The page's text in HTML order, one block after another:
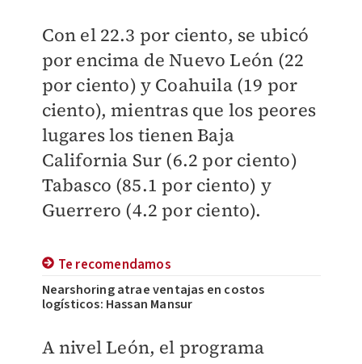
Con el 22.3 por ciento, se ubicó
por encima de Nuevo León (22
por ciento) y Coahuila (19 por
ciento), mientras que los peores
lugares los tienen Baja
California Sur (6.2 por ciento)
Tabasco (85.1 por ciento) y
Guerrero (4.2 por ciento).
Te recomendamos
Nearshoring atrae ventajas en costos
logísticos: Hassan Mansur
A nivel León, el programa